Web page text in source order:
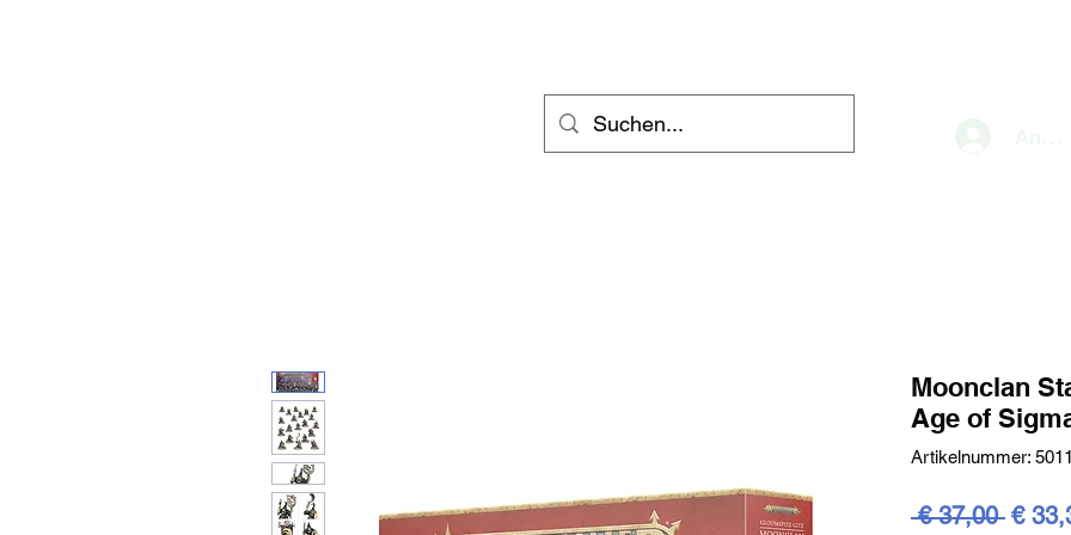
Moonclan
Age of
Artikelnummer:
€ 37,00 €